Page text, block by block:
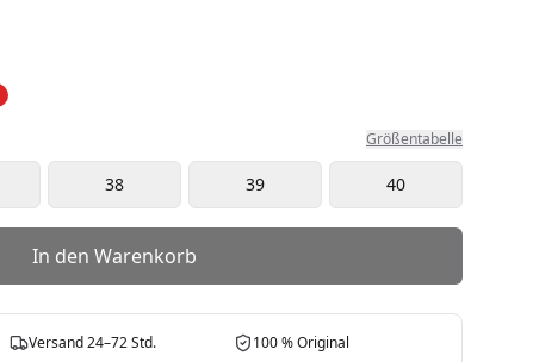
Größentabelle
38 39 40
In den Warenkorb
Versand 24–72 Std. 100 % Original